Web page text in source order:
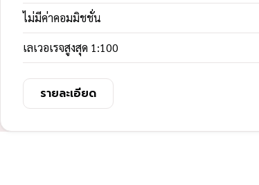
ไม่มีค่าคอมมิชชั่น
เลเวอเรจสูงสุด 1:100
รายละเอียด